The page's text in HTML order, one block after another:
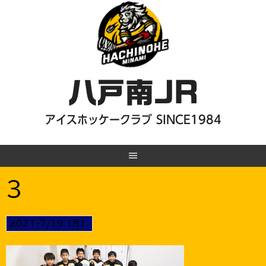
八戸南JR
アイスホッケークラブ SINCE1984
3
2021-7/19（月）